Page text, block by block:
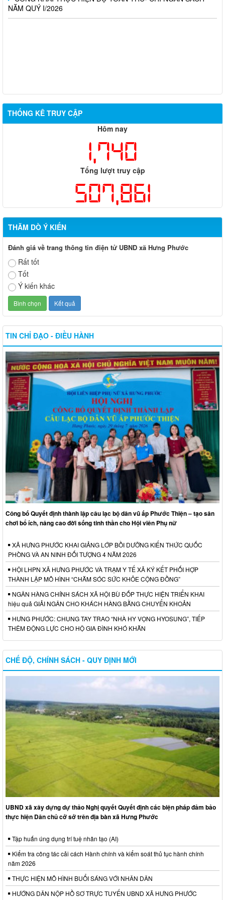
NĂM QUÝ I/2026
THỐNG KÊ TRUY CẬP
Hôm nay
1,740
Tổng lượt truy cập
507,861
THĂM DÒ Ý KIẾN
Đánh giá về trang thông tin điện tử UBND xã Hưng Phước
Rất tốt
Tốt
Ý kiến khác
TIN CHỈ ĐẠO - ĐIỀU HÀNH
Công bố Quyết định thành lập câu lạc bộ dân vũ ấp Phước Thiện – tạo sân
chơi bổ ích, nâng cao đời sống tinh thần cho Hội viên Phụ nữ
XÃ HƯNG PHƯỚC KHAI GIẢNG LỚP BỒI DƯỠNG KIẾN THỨC QUỐC
PHÒNG VÀ AN NINH ĐỐI TƯỢNG 4 NĂM 2026
HỘI LHPN XÃ HƯNG PHƯỚC VÀ TRẠM Y TẾ XÃ KÝ KẾT PHỐI HỢP
THÀNH LẬP MÔ HÌNH “CHĂM SÓC SỨC KHỎE CỘNG ĐỒNG”
NGÂN HÀNG CHÍNH SÁCH XÃ HỘI BÙ ĐỐP THỰC HIỆN TRIỂN KHAI
hiệu quả GIẢI NGÂN CHO KHÁCH HÀNG BẰNG CHUYỂN KHOẢN
HƯNG PHƯỚC: CHUNG TAY TRAO “NHÀ HY VỌNG HYOSUNG”, TIẾP
THÊM ĐỘNG LỰC CHO HỘ GIA ĐÌNH KHÓ KHĂN
CHẾ ĐỘ, CHÍNH SÁCH - QUY ĐỊNH MỚI
UBND xã xây dựng dự thảo Nghị quyết Quyết định các biện pháp đảm bảo
thực hiện Dân chủ cở sở trên địa bàn xã Hưng Phước
Tập huấn úng dụng trí tuệ nhân tạo (AI)
Kiểm tra công tác cải cách Hành chính và kiểm soát thủ tục hành chính
năm 2026
THỰC HIỆN MÔ HÌNH BUỔI SÁNG VỚI NHÂN DÂN
HƯỚNG DÂN NỘP HỒ SƠ TRỰC TUYẾN UBND XÃ HƯNG PHƯỚC